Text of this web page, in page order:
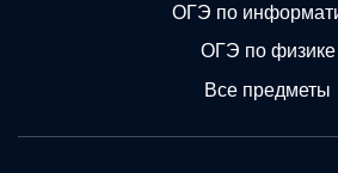
ОГЭ по
ОГЭ по физике
Все предметы